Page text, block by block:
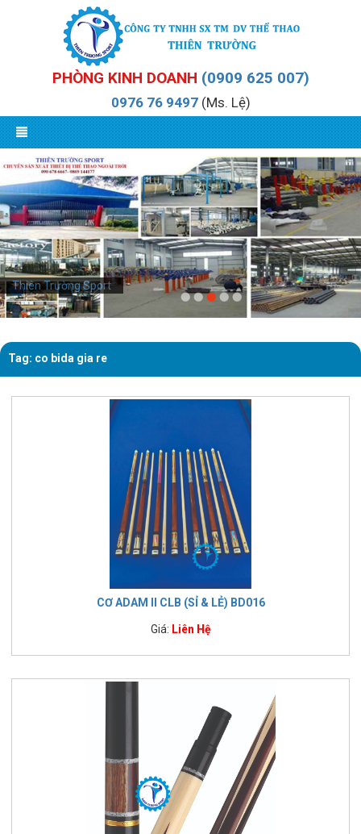
PHÒNG KINH DOANH (0909 625 007)
0976 76 9497(Ms. Lệ)
Thiên Trường Sport
Tag: co bida gia re
CƠ ADAM II CLB (SỈ & LẺ) BD016
Giá: Liên Hệ